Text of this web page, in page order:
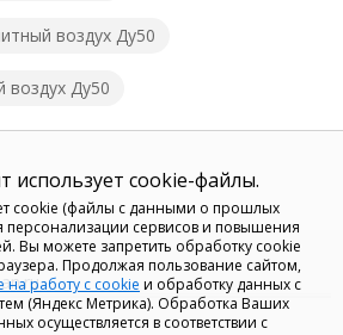
воздух Ду50
воздух Ду50
использует cookie-файлы.
cookie (файлы с данными о прошлых
персонализации сервисов и повышения
Вы можете запретить обработку cookie
Продолжая пользование сайтом,
на работу с cookie и обработку данных с
(Яндекс Метрика). Обработка Ваших
осуществляется в соответствии с